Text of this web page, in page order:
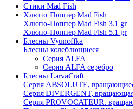
Стики Mad Fish
Хлюпо-Поппер Mad Fish
Хлюпо-Поппер Mad Fish 3.1 gr
Хлюпо-Поппер Mad Fish 5.1 gr
Блесны Vyunoffka
Блесны колеблющиеся
Серия ALFA
Серия ALFA серебро
Блесны LarvaCraft
Серия ABSOLUTE,
Серия DIVERGENT,
Серия PROVOCATEUR.